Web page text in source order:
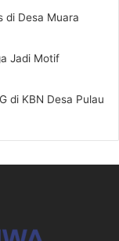
di Desa Muara
Jadi Motif
di KBN Desa Pulau